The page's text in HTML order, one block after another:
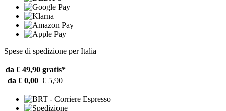
Spese di spedizione per Italia
da € 49,90 gratis*
da € 0,00 € 5,90